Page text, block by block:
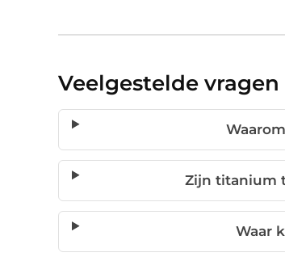
Veelgestelde vragen
Zijn titanium
Waar